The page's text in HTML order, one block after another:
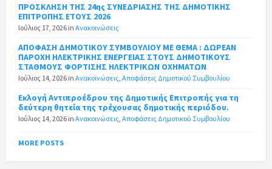
ΠΡΟΣΚΛΗΣΗ ΤΗΣ 24ης ΣΥΝΕΔΡΙΑΣΗΣ ΤΗΣ ΔΗΜΟΤΙΚΗΣ
ΕΠΙΤΡΟΠΗΣ ΕΤΟΥΣ 2026
Ιούλιος 17, 2026 in Ανακοινώσεις
ΑΠΟΦΑΣΗ ΔΗΜΟΤΙΚΟΥ ΣΥΜΒΟΥΛΙΟΥ ΜΕ ΘΕΜΑ : ΔΩΡΕΑΝ
ΠΑΡΟΧΗ ΗΛΕΚΤΡΙΚΗΣ ΕΝΕΡΓΕΙΑΣ ΣΤΟΥΣ ΔΗΜΟΤΙΚΟΥΣ
ΣΤΑΘΜΟΥΣ ΦΟΡΤΙΣΗΣ ΗΛΕΚΤΡΙΚΩΝ ΟΧΗΜΑΤΩΝ
Ιούλιος 14, 2026 in Ανακοινώσεις Αποφάσεις Δημοτικού Συμβουλίου
Εκλογή Αντιπροέδρου της Δημοτικής Επιτροπής για τη
δεύτερη θητεία της τρέχουσας δημοτικής περιόδου.
Ιούλιος 14, 2026 in Ανακοινώσεις Αποφάσεις Δημοτικού Συμβουλίου
MORE POSTS